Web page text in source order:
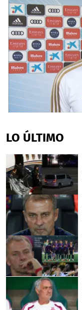
of
1
51
seconds
LO ÚLTIMO